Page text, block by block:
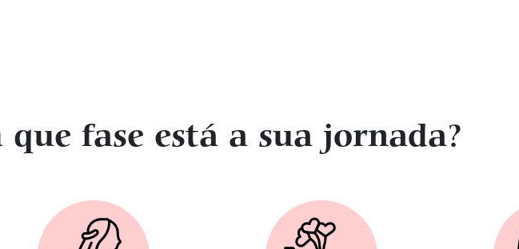
que fase está a sua jornada?